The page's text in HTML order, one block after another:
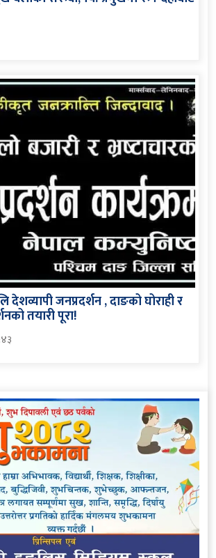
देशव्यापी जनप्रदर्शन , दाङको घोराही र
तयारी पूरा!